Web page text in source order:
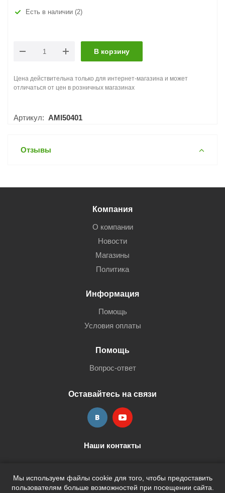
Есть в наличии (2)
В корзину
Цена действительна только для интернет-магазина и может
отличаться от цен в розничных магазинах
Артикул: AMl50401
Отзывы
Мы используем файлы cookie для того, чтобы предоставить
пользователям больше возможностей при посещении сайта.
Компания
О компании
Новости
Магазины
Политика
Информация
Помощь
Условия оплаты
Помощь
Вопрос-ответ
Оставайтесь на связи
Наши контакты